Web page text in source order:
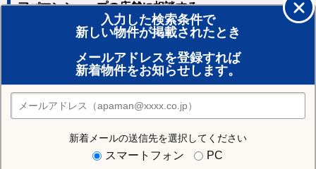
入力した検索条件で
新しい物件が掲載されたとき
メールアドレスを登録すれば
新着物件をお知らせします。
新着メールの送信先を選択してください
スマートフォン PC
アパマンショップの店舗に相談する
賃貸のプロがお部屋探し！
おまかせ物件リクエスト
住みたい街の店舗を探す
店舗検索
住む街研究所で北斗市の情報を見る